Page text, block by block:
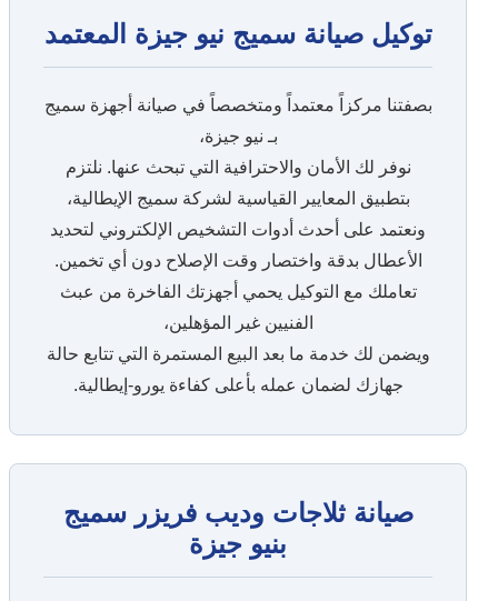
توكيل صيانة سميج نيو جيزة المعتمد
بصفتنا مركزاً معتمداً ومتخصصاً في صيانة أجهزة سميج
بـ نيو جيزة،
نوفر لك الأمان والاحترافية التي تبحث عنها. نلتزم
بتطبيق المعايير القياسية لشركة سميج الإيطالية،
ونعتمد على أحدث أدوات التشخيص الإلكتروني لتحديد
الأعطال بدقة واختصار وقت الإصلاح دون أي تخمين.
تعاملك مع التوكيل يحمي أجهزتك الفاخرة من عبث
الفنيين غير المؤهلين،
ويضمن لك خدمة ما بعد البيع المستمرة التي تتابع حالة
جهازك لضمان عمله بأعلى كفاءة يورو-إيطالية.
صيانة ثلاجات وديب فريزر سميج
بنيو جيزة